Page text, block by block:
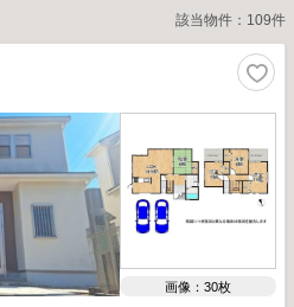
該当物件：109件
画像：30枚